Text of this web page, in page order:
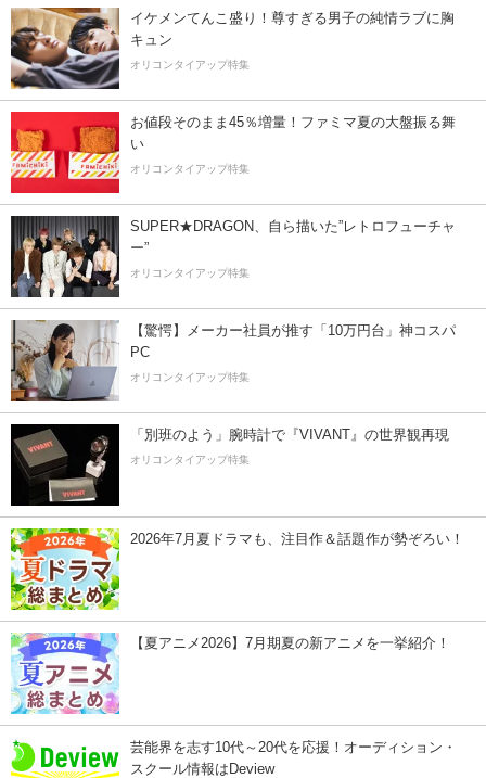
イケメンてんこ盛り！尊すぎる男子の純情ラブに胸
キュン
オリコンタイアップ特集
お値段そのまま45％増量！ファミマ夏の大盤振る舞
い
オリコンタイアップ特集
SUPER★DRAGON、自ら描いた”レトロフューチャ
ー”
オリコンタイアップ特集
【驚愕】メーカー社員が推す「10万円台」神コスパ
PC
オリコンタイアップ特集
「別班のよう」腕時計で『VIVANT』の世界観再現
オリコンタイアップ特集
2026年7月夏ドラマも、注目作＆話題作が勢ぞろい！
【夏アニメ2026】7月期夏の新アニメを一挙紹介！
芸能界を志す10代～20代を応援！オーディション・
スクール情報はDeview